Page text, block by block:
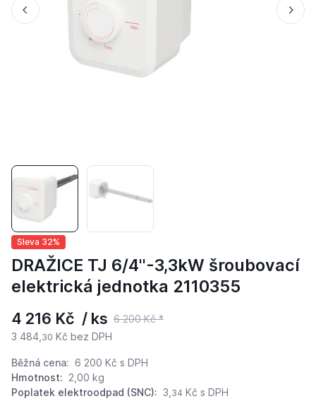
Sleva 32%
DRAŽICE TJ 6/4''-3,3kW šroubovací
elektrická jednotka 2110355
4 216 Kč / ks 6 200 Kč *
3 484, 30 Kč bez DPH
Běžná cena: 6 200 Kč s DPH
Hmotnost: 2,00 kg
Poplatek elektroodpad (SNC): 3, 34 Kč s DPH